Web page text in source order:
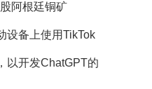
阿根廷铜矿
设备上使用TikTok
以开发ChatGPT的